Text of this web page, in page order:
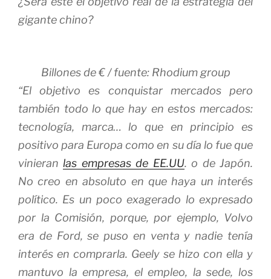
gigante chino?
Billones de € / fuente: Rhodium group
“El objetivo es conquistar mercados pero
también todo lo que hay en estos mercados:
tecnología, marca… lo que en principio es
positivo para Europa como en su día lo fue que
vinieran las empresas de EE.UU. o de Japón.
No creo en absoluto en que haya un interés
político. Es un poco exagerado lo expresado
por la Comisión, porque, por ejemplo, Volvo
era de Ford, se puso en venta y nadie tenía
interés en comprarla. Geely se hizo con ella y
mantuvo la empresa, el empleo, la sede, los